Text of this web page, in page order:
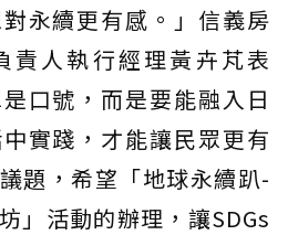
對永續更有感。」信義房
責人執行經理黃卉芃表
口號，而是要能融入日
實踐，才能讓民眾更有
題，希望「地球永續趴-
」活動的辦理，讓SDGs